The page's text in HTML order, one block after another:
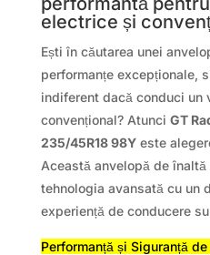
electrice și
Ești în căutarea unei
performanțe excepționale,
indiferent dacă conduci un
convențional? Atunci GT
235/45R18 98Yeste
Această anvelopă de
tehnologia avansată cu un
experiență de conducere
Performanță și Siguranță de